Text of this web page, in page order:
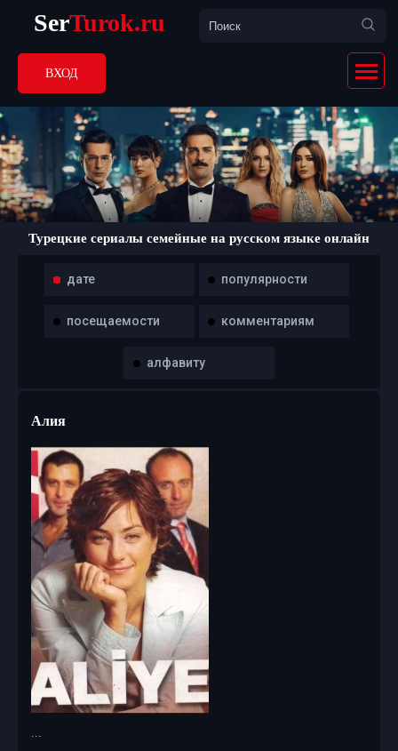
SerTurok.ru
ВХОД
Турецкие сериалы семейные на русском языке онлайн
дате популярности
посещаемости комментариям
алфавиту
Aлия
...